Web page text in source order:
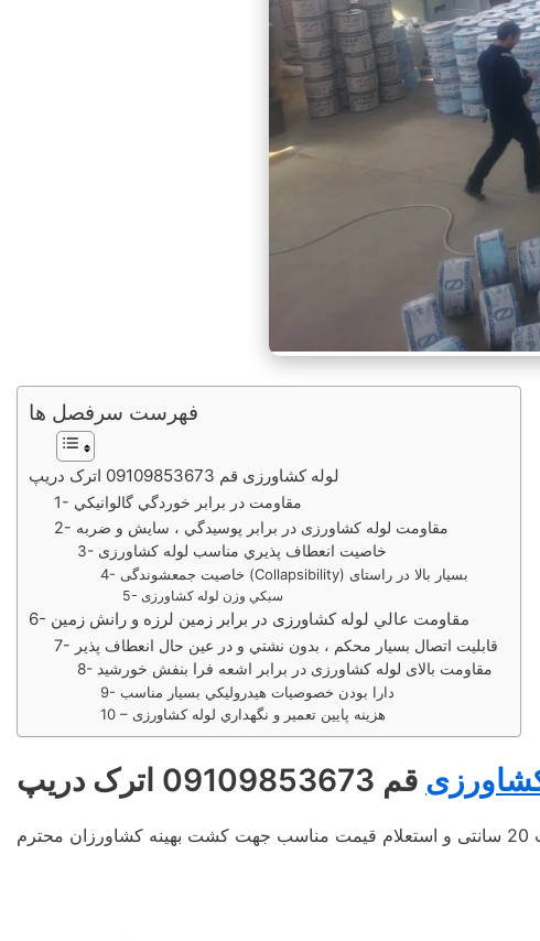
فهرست سرفصل ها
لوله کشاورزی قم 09109853673 اترک دریپ
1- مقاومت در برابر خوردگي گالوانيكي
2- مقاومت لوله کشاورزی در برابر پوسيدگي ، سايش و ضربه
3- خاصيت انعطاف پذيري مناسب لوله کشاورزی
4- خاصيت جمعشوندگی (Collapsibility) بسيار بالا در راستای
5- سبكي وزن لوله کشاورزی
6- مقاومت عالي لوله کشاورزی در برابر زمين لرزه و رانش زمين
7- قابليت اتصال بسيار محكم ، بدون نشتي و در عين حال انعطاف پذير
8- مقاومت بالای لوله کشاورزی در برابر اشعه فرا بنفش خورشيد
9- دارا بودن خصوصيات هيدروليكي بسيار مناسب
10 – هزينه پايين تعمير و نگهداري لوله کشاورزی
قم 09109853673 اترک دریپ